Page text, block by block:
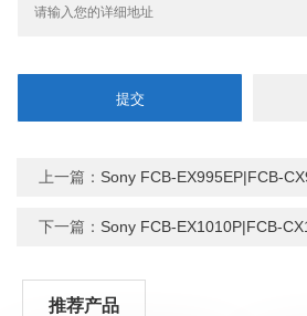
上一篇： Sony FCB-EX995EP|FCB-
下一篇： Sony FCB-EX1010P|FCB-
推荐产品